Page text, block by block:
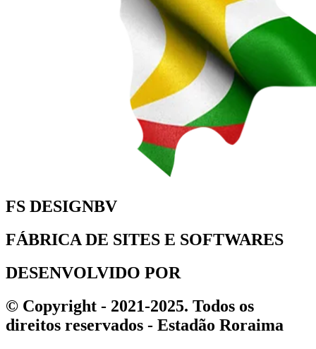
FS DESIGNBV
FÁBRICA DE SITES E SOFTWARES
DESENVOLVIDO POR
© Copyright - 2021-2025. Todos os
direitos reservados - Estadão Roraima